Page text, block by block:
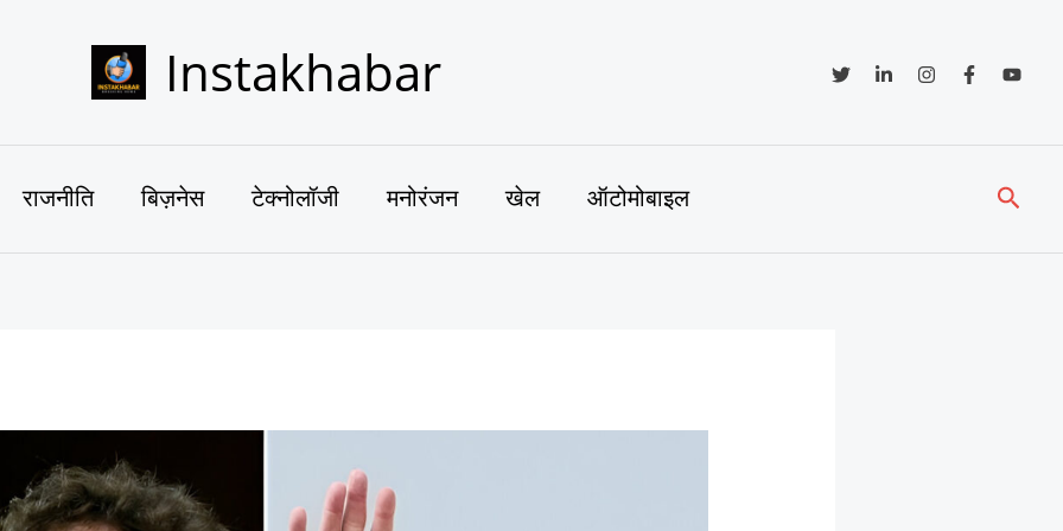
Instakhabar
राजनीति बिज़नेस टेक्नोलॉजी मनोरंजन खेल ऑटोमोबाइल